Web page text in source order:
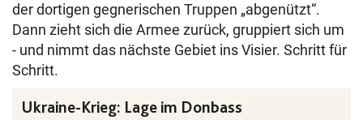
der dortigen gegnerischen Truppen „abgenützt“.
Dann zieht sich die Armee zurück, gruppiert sich um
- und nimmt das nächste Gebiet ins Visier. Schritt für
Schritt.